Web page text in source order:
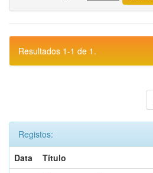
Resultados 1-1 de 1.
Registos:
Data
Título